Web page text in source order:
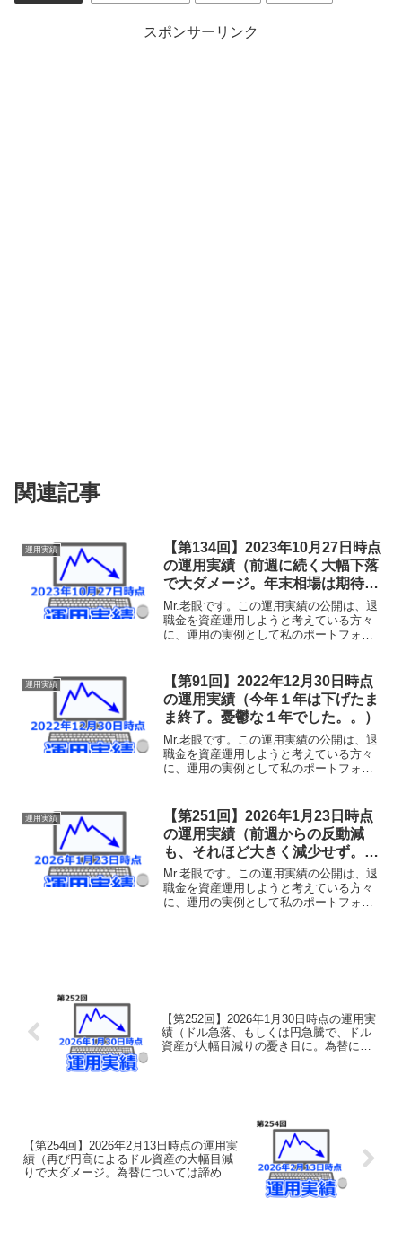
スポンサーリンク
関連記事
運用実績
【第134回】2023年10月27日時点
の運用実績（前週に続く大幅下落
で大ダメージ。年末相場は期待で
きない雰囲気も、決算発表を受け
た株価上昇に望みを託す。）
Mr.老眼です。この運用実績の公開は、退
職金を資産運用しようと考えている方々
に、運用の実例として私のポートフォリ
ていただけることを目的としておりま
す。あくまでも実験台と...
運用実績
【第91回】2022年12月30日時点
の運用実績（今年１年は下げたま
ま終了。憂鬱な１年でした。。）
Mr.老眼です。この運用実績の公開は、退
職金を資産運用しようと考えている方々
に、運用の実例として私のポートフォリ
ていただけることを目的としておりま
す。あくまでも実験台と...
運用実績
【第251回】2026年1月23日時点
の運用実績（前週からの反動減
も、それほど大きく減少せず。当
面の日本株は解散総選挙の結果次
第となりそうですが、株価がどう
転んでも慌てないように心構えを
Mr.老眼です。この運用実績の公開は、退
職金を資産運用しようと考えている方々
に、運用の実例として私のポートフォリ
【第252回】2026年1月30日時点の運用実
績（ドル急落、もしくは円急騰で、ドル
資産が大幅目減りの憂き目に。為替によ
【第254回】2026年2月13日時点の運用実
績（再び円高によるドル資産の大幅目減
りで大ダメージ。為替については諦めが